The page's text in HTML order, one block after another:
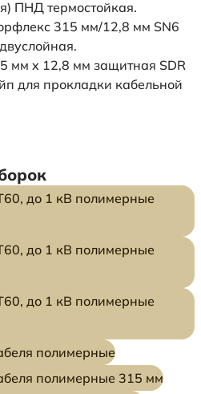
ПНД термостойкая.
315 мм/12,8 мм SN6
мм x 12,8 мм защитная SDR
для прокладки кабельной
до 1 кВ полимерные
до 1 кВ полимерные
до 1 кВ полимерные
полимерные
полимерные 315 мм